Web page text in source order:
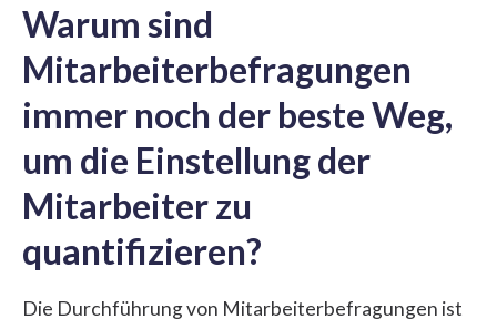
Warum sind
Mitarbeiterbefragungen
immer noch der beste Weg,
um die Einstellung der
Mitarbeiter zu
quantifizieren?
Die Durchführung von Mitarbeiterbefragungen ist